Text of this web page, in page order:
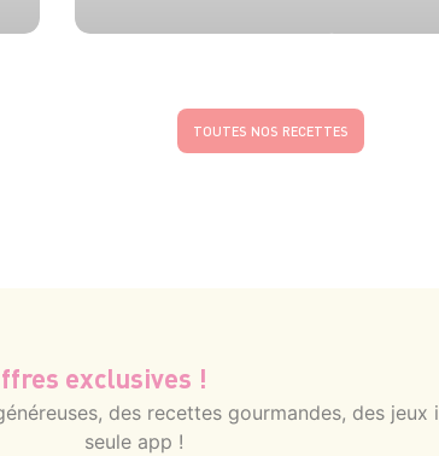
TOUTES NOS RECETTES
exclusives !
des recettes gourmandes, des jeux
seule app !